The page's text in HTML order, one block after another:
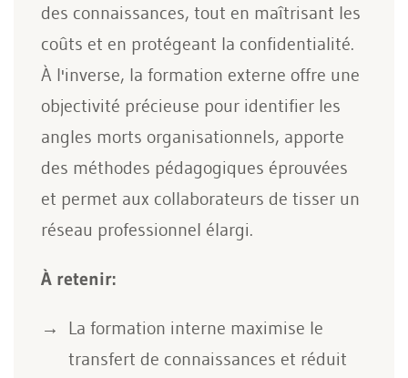
des connaissances, tout en maîtrisant les
coûts et en protégeant la confidentialité.
À l'inverse, la formation externe offre une
objectivité précieuse pour identifier les
angles morts organisationnels, apporte
des méthodes pédagogiques éprouvées
et permet aux collaborateurs de tisser un
réseau professionnel élargi.
À retenir:
La formation interne maximise le
transfert de connaissances et réduit